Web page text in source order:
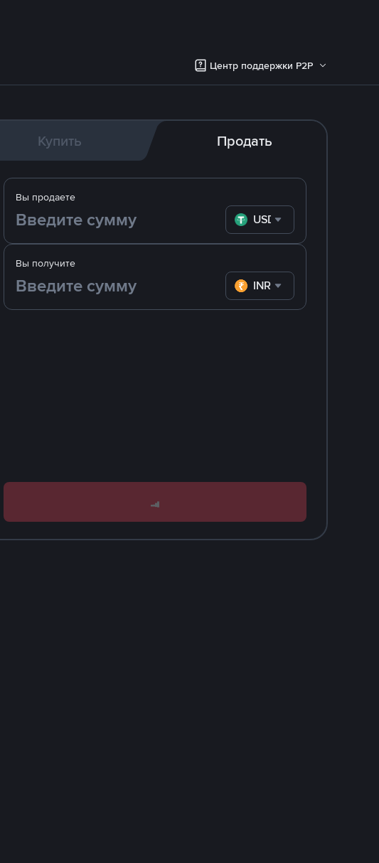
Центр поддержки P2P
Купить Продать
Вы получите
INR
Вы продаете
USDT